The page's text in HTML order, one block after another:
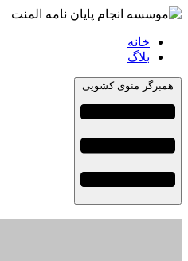
خانه
بلاگ
همبرگر منوی کشویی